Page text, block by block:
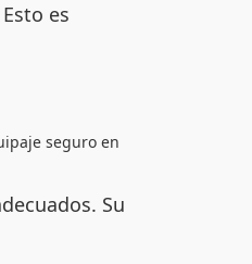
es
seguro en
Su